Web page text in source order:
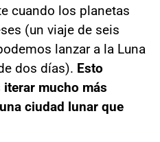
cuando los planetas
(un viaje de seis
lanzar a la Luna
dos días). Esto
mucho más
ciudad lunar que